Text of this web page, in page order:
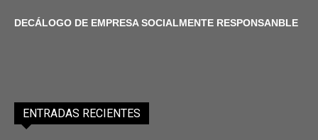
DECÁLOGO DE EMPRESA SOCIALMENTE RESPONSANBLE
ENTRADAS RECIENTES